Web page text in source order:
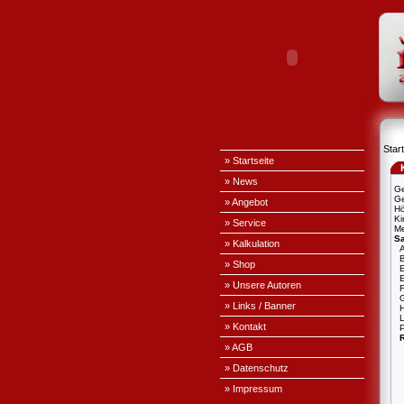
» Startseite
» News
» Angebot
» Service
» Kalkulation
» Shop
» Unsere Autoren
» Links / Banner
» Kontakt
» AGB
» Datenschutz
» Impressum